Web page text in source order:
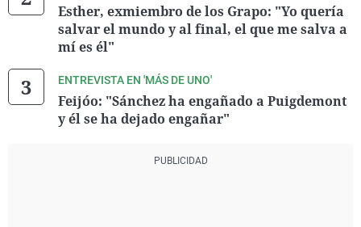
Esther, exmiembro de los Grapo: "Yo quería
salvar el mundo y al final, el que me salva a
mí es él"
ENTREVISTA EN 'MÁS DE UNO'
Feijóo: "Sánchez ha engañado a Puigdemont
y él se ha dejado engañar"